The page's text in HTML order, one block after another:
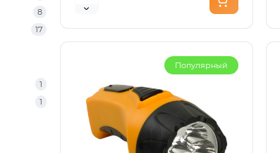
8
17
1
1
Популярный